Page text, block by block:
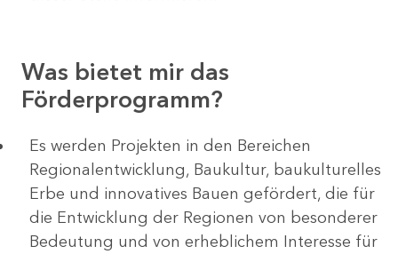
Was bietet mir das
Förderprogramm?
Es werden Projekten in den Bereichen
Regionalentwicklung, Baukultur, baukulturelles
Erbe und innovatives Bauen gefördert, die für
die Entwicklung der Regionen von besonderer
Bedeutung und von erheblichem Interesse für